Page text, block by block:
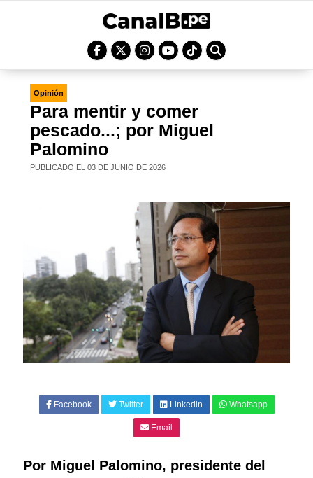
Opinión
Para mentir y comer
pescado...; por Miguel
Palomino
PUBLICADO EL 03 DE JUNIO DE 2026
Facebook Twitter Linkedin Whatsapp
Email
Por Miguel Palomino, presidente del